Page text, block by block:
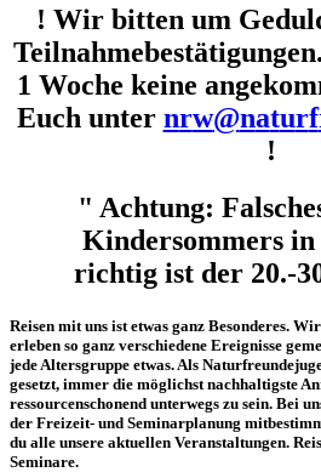
! Wir bitten um
1 Woche keine
Euch unter nrw naturf
!
" Achtung:
Kindersommers in
richtig ist der 20.-
Reisen mit uns ist etwas ganz Besonderes.
erleben so ganz verschiedene Ereignisse
jede Altersgruppe etwas. Als
gesetzt, immer die möglichst nachhaltigste
ressourcenschonend unterwegs zu sein. Bei
der Freizeit- und Seminarplanung
du alle unsere aktuellen Veranstaltungen.
Seminare.